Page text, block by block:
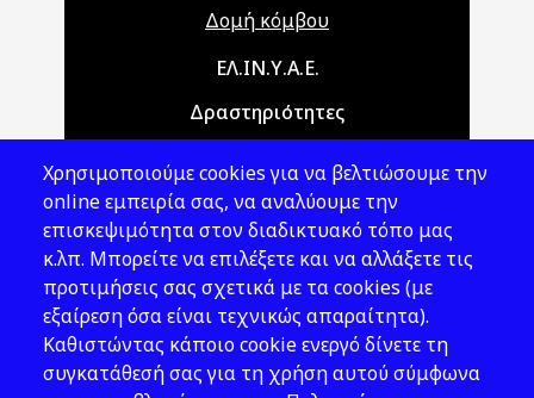
Δομή κόμβου
Main navigationΕΛ.ΙΝ.Υ.Α.Ε.
Δραστηριότητες
Νομοθεσία
Εκδόσεις
Νέα - Εκδηλώσεις
Ακολουθήστε μας
Χρησιμοποιούμε cookies για να βελτιώσουμε την
online εμπειρία σας, να αναλύουμε την
επισκεψιμότητα στον διαδικτυακό τόπο μας
κ.λπ. Μπορείτε να επιλέξετε και να αλλάξετε τις
προτιμήσεις σας σχετικά με τα cookies (με
εξαίρεση όσα είναι τεχνικώς απαραίτητα).
Καθιστώντας κάποιο cookie ενεργό δίνετε τη
συγκατάθεσή σας για τη χρήση αυτού σύμφωνα